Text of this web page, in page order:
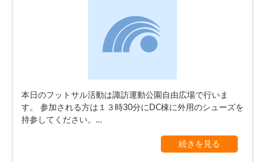
本日のフットサル活動は諏訪運動公園自由広場で行いま
す。 参加される方は１３時30分にDC棟に外用のシューズを
持参してください。…
続きを見る